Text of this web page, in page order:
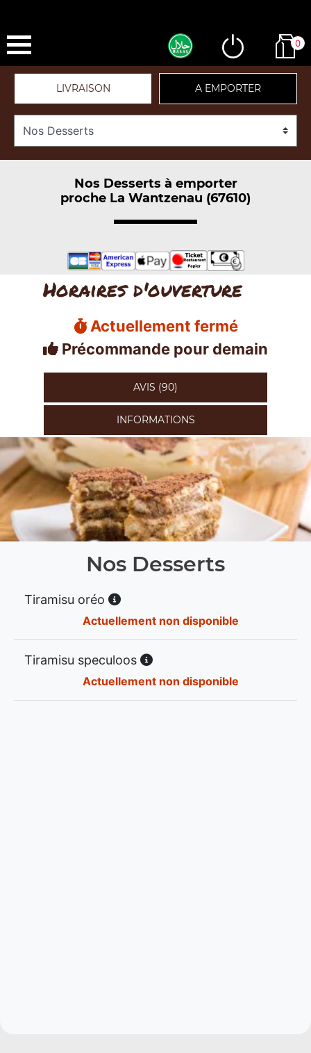
0
LIVRAISON A EMPORTER
Nos Desserts à emporter
proche La Wantzenau (67610)
Horaires d'ouverture
Actuellement fermé
Précommande pour demain
AVIS (90)
INFORMATIONS
Nos Desserts
Tiramisu oréo
Actuellement non disponible
Tiramisu speculoos
Actuellement non disponible